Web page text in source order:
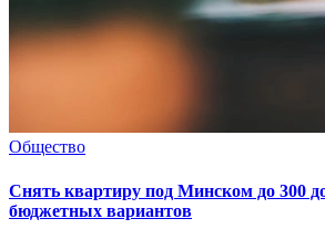
Общество
Снять квартиру под Минском до 300
бюджетных вариантов